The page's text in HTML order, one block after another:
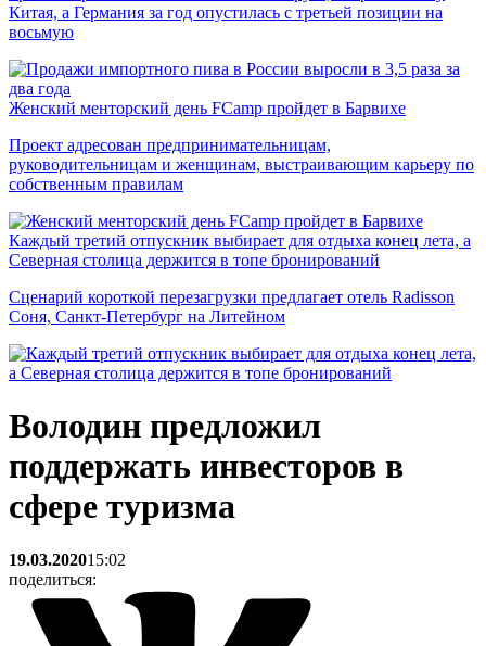
Китая, а Германия за год опустилась с третьей позиции на
восьмую
Женский менторский день FCamp пройдет в Барвихе
Проект адресован предпринимательницам,
руководительницам и женщинам, выстраивающим карьеру по
собственным правилам
Каждый третий отпускник выбирает для отдыха конец лета, а
Северная столица держится в топе бронирований
Сценарий короткой перезагрузки предлагает отель Radisson
Соня, Санкт-Петербург на Литейном
Володин предложил
поддержать инвесторов в
сфере туризма
19.03.202015:02
поделиться: